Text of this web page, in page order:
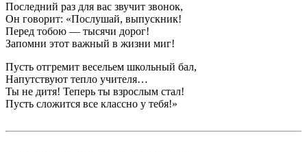
Последний раз для вас звучит звонок,
Он говорит: «Послушай, выпускник!
Перед тобою — тысячи дорог!
Запомни этот важный в жизни миг!
Пусть отгремит весельем школьный бал,
Напутствуют тепло учителя…
Ты не дитя! Теперь ты взрослым стал!
Пусть сложится все классно у тебя!»